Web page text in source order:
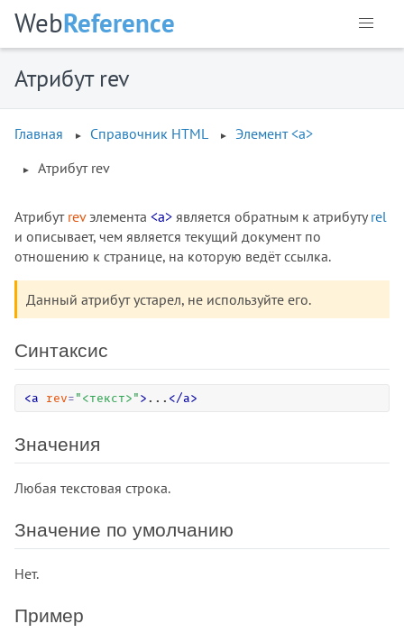
WebReference
Атрибут rev
Главная Справочник HTML
Элемент <a>
Атрибут rev
Атрибут revэлемента <a> является обратным к атрибутуrel
и описывает, чем является текущий документ по
отношению к странице, на которую ведёт ссылка.
Данный атрибут устарел, не используйте его.
Синтаксис
<a rev= " <текст> " > ... </a>
Значения
Любая текстовая строка.
Значение по умолчанию
Нет.
Пример